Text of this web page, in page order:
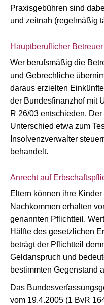
Praxisgebühren sind
und zeitnah (regelmäßig
Hauptberuflicher
Wer berufsmäßig die
und Gebrechliche
daraus erzielten
der Bundesfinanzhof mit
R 26/03 entschieden.
Unterschied etwa zum
Insolvenzverwalter
behandelt.
Anrecht auf
Eltern können ihre
Nachkommen erhalten
genannten Pflichtteil.
Hälfte des gesetzlichen
beträgt der Pflichtteil
Geldanspruch und
bestimmten Gegenstand
Das
vom 19.4.2005 (1 BvR